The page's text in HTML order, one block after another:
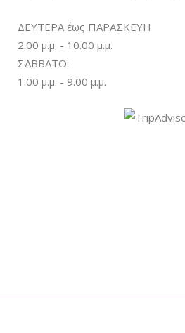
ΔΕΥΤΕΡΑ έως ΠΑΡΑΣΚΕΥΗ
2.00 μ.μ. - 10.00 μ.μ.
ΣΑΒΒΑΤΟ:
1.00 μ.μ. - 9.00 μ.μ.